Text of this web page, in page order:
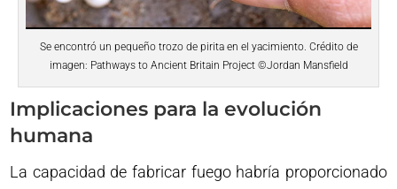
Se encontró un pequeño trozo de pirita en el yacimiento. Crédito de
imagen: Pathways to Ancient Britain Project ©Jordan Mansfield
Implicaciones para la evolución
humana
La capacidad de fabricar fuego habría proporcionado